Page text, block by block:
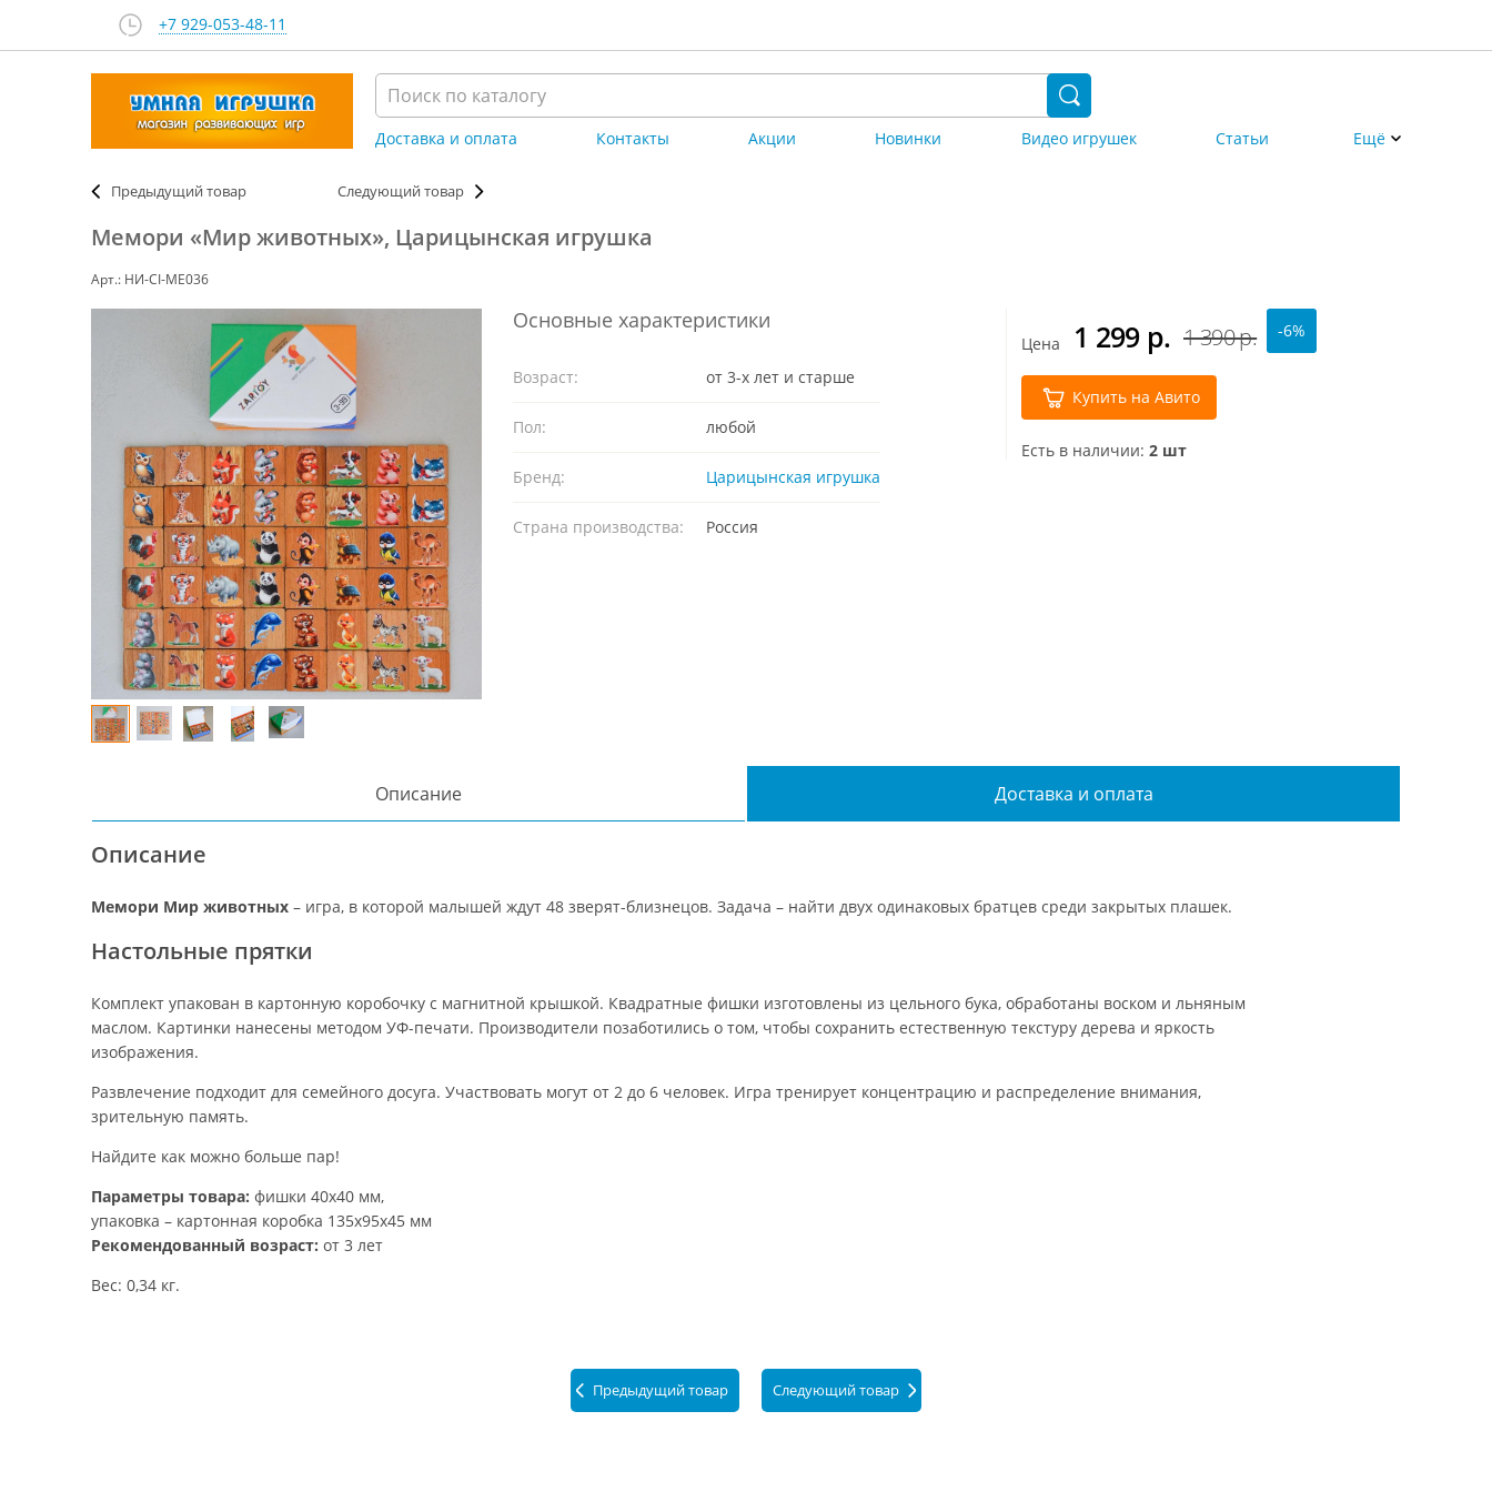
+7 929-053-48-11
Доставка и оплата Контакты Акции Новинки Видео игрушек Статьи Ещё
Предыдущий товар Следующий товар
Арт.: НИ-CI-ME036
Мемори «Мир животных», Царицынская игрушка
Основные характеристики
Возраст: от 3-х лет и старше
Пол: любой
Бренд: Царицынская игрушка
Страна производства: Россия
Цена 1 390 р.
1 299 р. -6%
Купить на Авито
Есть в наличии: 2 шт
Описание
Описание
Мемори Мир животных – игра, в которой малышей ждут 48 зверят-близнецов. Задача – найти двух одинаковых братцев среди закрытых плашек.
Настольные прятки
Комплект упакован в картонную коробочку с магнитной крышкой. Квадратные фишки изготовлены из цельного бука, обработаны воском и льняным
маслом. Картинки нанесены методом УФ-печати. Производители позаботились о том, чтобы сохранить естественную текстуру дерева и яркость
изображения.
Развлечение подходит для семейного досуга. Участвовать могут от 2 до 6 человек. Игра тренирует концентрацию и распределение внимания,
зрительную память.
Найдите как можно больше пар!
Параметры товара: фишки 40х40 мм,
упаковка – картонная коробка 135х95х45 мм
Рекомендованный возраст: от 3 лет
Вес: 0,34 кг.
Доставка и оплата
Предыдущий товар Следующий товар